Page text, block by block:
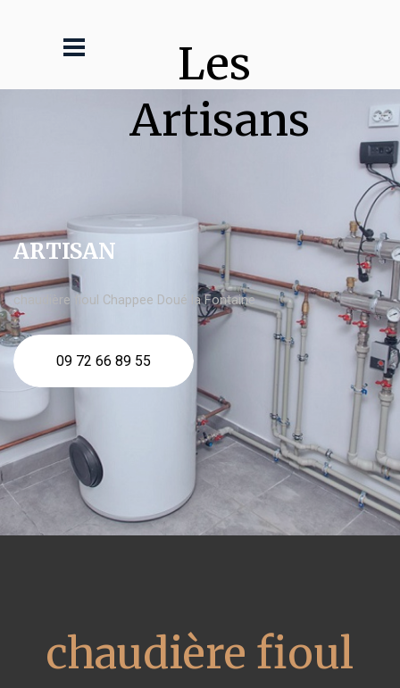
Les
Artisans
ARTISAN
chaudière fioul Chappee Doué la Fontaine
09 72 66 89 55
chaudière fioul